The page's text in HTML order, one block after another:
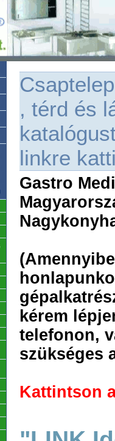
, térd és
linkre
Gastro
kérem
telefonon,
szükséges
Kattintson